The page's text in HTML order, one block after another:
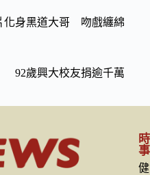
化身黑道大哥 吻戲纏綿
92歲興大校友捐逾千萬
時
事
健